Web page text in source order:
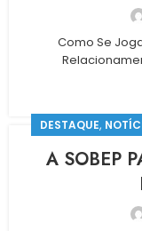
Como Se
DESTAQUE,
A SOBEP